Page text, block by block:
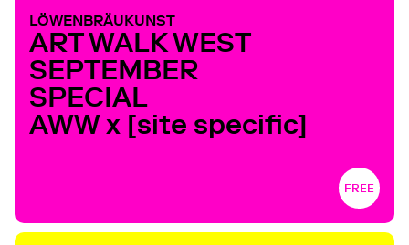
LÖWENBRÄUKUNST
ART WALK WEST
SEPTEMBER
SPECIAL
AWW x [site specific]
FREE